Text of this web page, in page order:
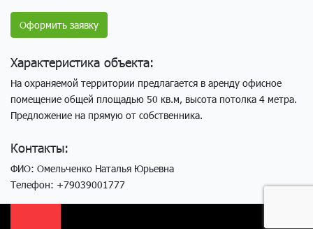
Оформить заявку
Характеристика объекта:
На охраняемой территории предлагается в аренду офисное
помещение общей площадью 50 кв.м, высота потолка 4 метра.
Предложение на прямую от собственника.
Контакты:
ФИО: Омельченко Наталья Юрьевна
Телефон: +79039001777